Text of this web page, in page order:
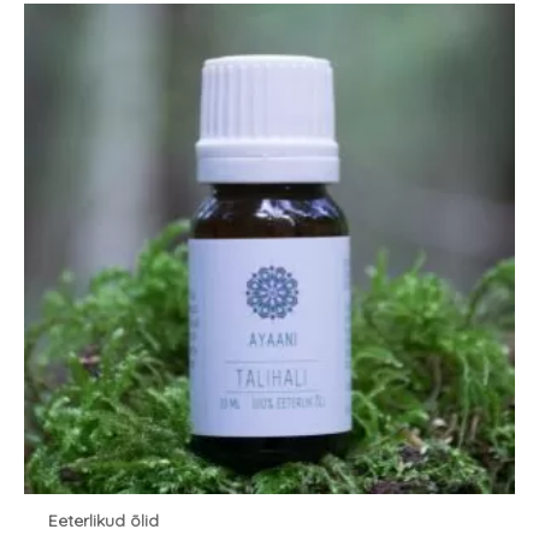
Eeterlikud õlid